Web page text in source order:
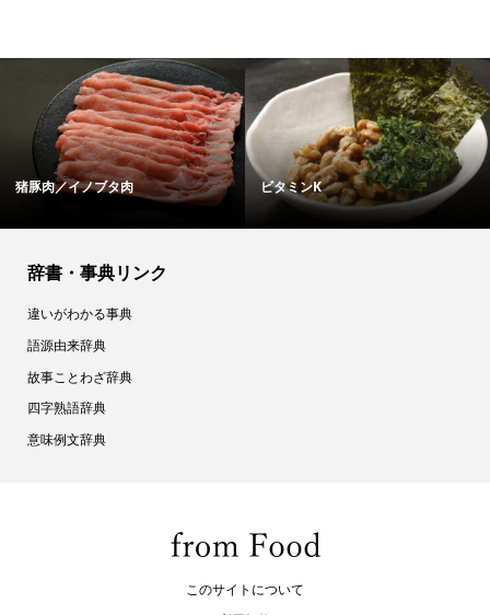
猪豚肉／イノブタ肉 ビタミンK
辞書・事典リンク
違いがわかる事典
語源由来辞典
故事ことわざ辞典
四字熟語辞典
意味例文辞典
このサイトについて